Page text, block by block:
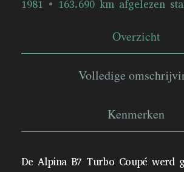
1981 163.690 km afgelezen
Overzicht
Volledige
Kenmerken
De Alpina B7 Turbo Coupé werd